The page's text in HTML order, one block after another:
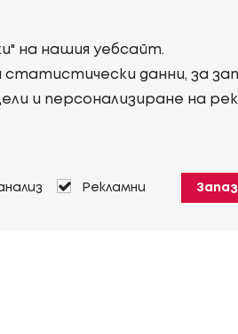
на нашия уебсайт.
статистически данни, за
и персонализиране на
Рекламни